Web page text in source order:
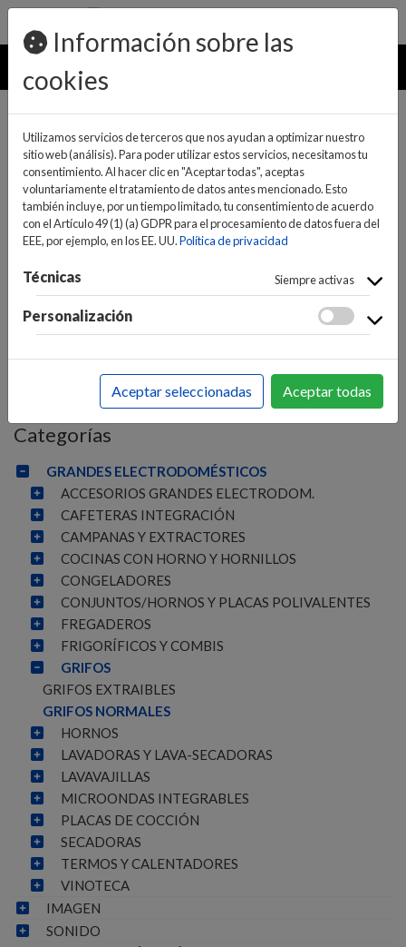
pedidos@ideaelectrodomesticos.com
924 047 836
MENU
INICIO>GRANDES ELECTRODOMÉSTICOS>GRIFOS>
GRIFOS NORMALES
Categorías
GRANDES ELECTRODOMÉSTICOS
ACCESORIOS GRANDES ELECTRODOM.
CAFETERAS INTEGRACIÓN
CAMPANAS Y EXTRACTORES
COCINAS CON HORNO Y HORNILLOS
CONGELADORES
CONJUNTOS/HORNOS Y PLACAS POLIVALENTES
FREGADEROS
FRIGORÍFICOS Y COMBIS
GRIFOS
GRIFOS EXTRAIBLES
GRIFOS NORMALES
HORNOS
LAVADORAS Y LAVA-SECADORAS
LAVAVAJILLAS
MICROONDAS INTEGRABLES
PLACAS DE COCCIÓN
SECADORAS
TERMOS Y CALENTADORES
VINOTECA
IMAGEN
SONIDO
Información sobre las
cookies
Utilizamos servicios de terceros que nos ayudan a optimizar nuestro
sitio web (análisis). Para poder utilizar estos servicios, necesitamos tu
consentimiento. Al hacer clic en "Aceptar todas", aceptas
voluntariamente el tratamiento de datos antes mencionado. Esto
también incluye, por un tiempo limitado, tu consentimiento de acuerdo
con el Artículo 49 (1) (a) GDPR para el procesamiento de datos fuera del
EEE, por ejemplo, en los EE. UU.Política de privacidad
Técnicas Siempre activas
Personalización
Aceptar seleccionadas Aceptar todas